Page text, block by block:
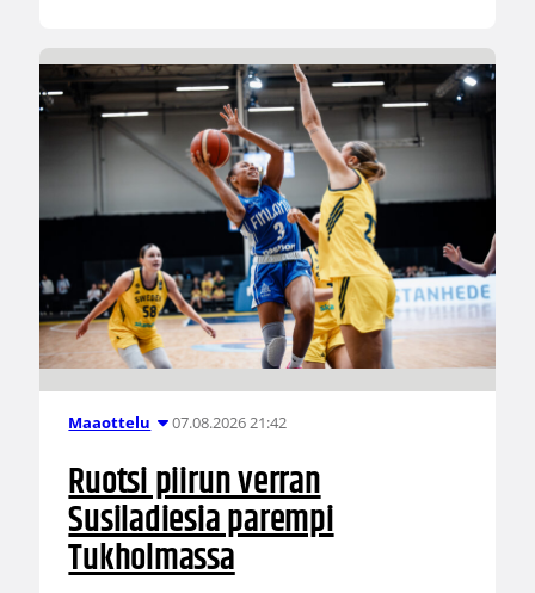
Maaottelu 07.08.2026 21:42
Ruotsi piirun verran
Susiladiesia parempi
Tukholmassa